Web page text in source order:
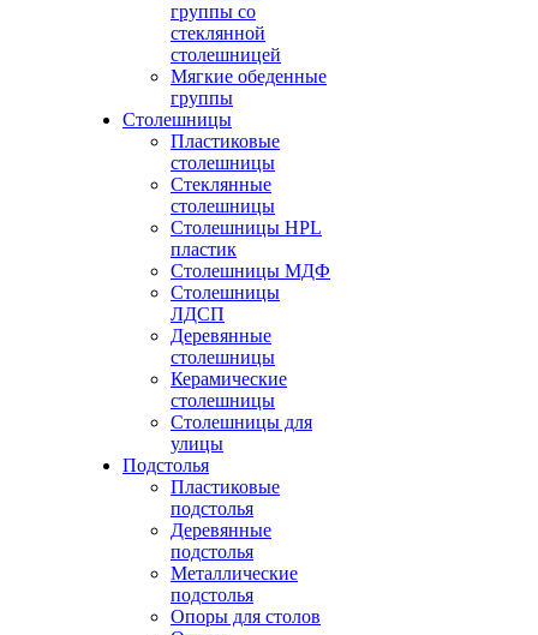
группы со
стеклянной
столешницей
Мягкие обеденные
группы
Столешницы
Пластиковые
столешницы
Стеклянные
столешницы
Столешницы HPL
пластик
Столешницы МДФ
Столешницы
ЛДСП
Деревянные
столешницы
Керамические
столешницы
Столешницы для
улицы
Подстолья
Пластиковые
подстолья
Деревянные
подстолья
Металлические
подстолья
Опоры для столов